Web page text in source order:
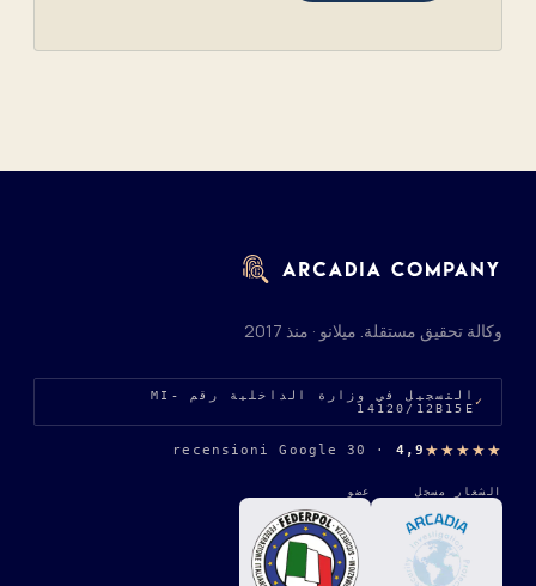
وكالة تحقيق مستقلة. ميلانو · منذ 2017
التسجيل في وزارة الداخلية رقم MI-
14120/12B15E
★★★★★
4,9
·
30 recensioni Google
الشعار مسجل عضو